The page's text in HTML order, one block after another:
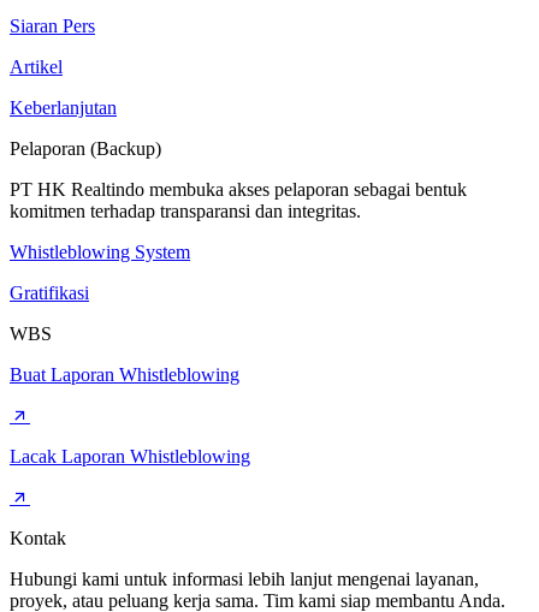
Siaran Pers
Artikel
Keberlanjutan
Pelaporan (Backup)
PT HK Realtindo membuka akses pelaporan sebagai bentuk
komitmen terhadap transparansi dan integritas.
Whistleblowing System
Gratifikasi
WBS
Buat Laporan Whistleblowing
Lacak Laporan Whistleblowing
Kontak
Hubungi kami untuk informasi lebih lanjut mengenai layanan,
proyek, atau peluang kerja sama. Tim kami siap membantu Anda.